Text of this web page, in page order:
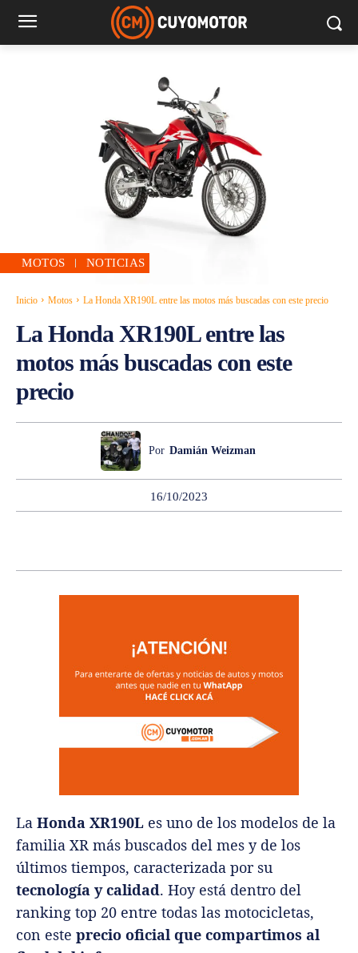
MOTOS NOTICIAS
Inicio Motos La Honda XR190L entre las motos más buscadas con este precio
La Honda XR190L entre las
motos más buscadas con este
precio
Por Damián Weizman
16/10/2023
La Honda XR190L es uno de los modelos de la
familia XR más buscados del mes y de los
últimos tiempos, caracterizada por su
tecnología y calidad. Hoy está dentro del
ranking top 20 entre todas las motocicletas,
con este precio oficial que compartimos al